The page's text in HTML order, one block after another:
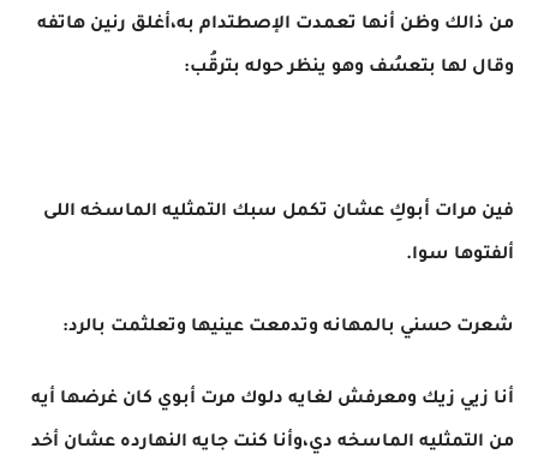
من ذالك وظن أنها تعمدت الإصطتدام به،أغلق رنين هاتفه
وقال لها بتعسُف وهو ينظر حوله بترقُب:
فين مرات أبوكِ عشان تكمل سبك التمثليه الماسخه اللى
ألفتوها سوا.
شعرت حسني بالمهانه وتدمعت عينيها وتعلثمت بالرد:
أنا زيي زيك ومعرفش لغايه دلوك مرت أبوي كان غرضها أيه
من التمثليه الماسخه دي،وأنا كنت جايه النهارده عشان أخد